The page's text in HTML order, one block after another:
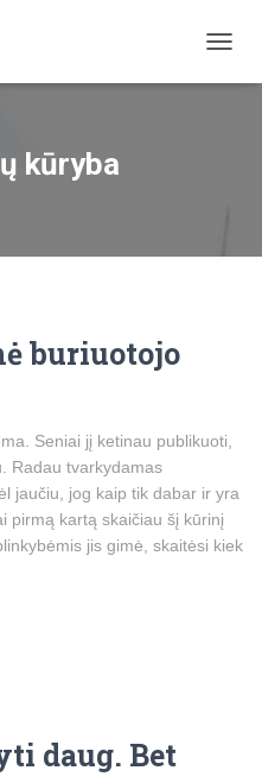
kūryba
buriuotojo
Seniai jį ketinau publikuoti,
Radau tvarkydamas
jaučiu, jog kaip tik dabar ir yra
pirmą kartą skaičiau šį kūrinį
jis gimė, skaitėsi kiek
daug. Bet